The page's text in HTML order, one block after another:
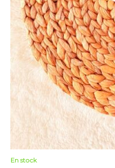
En stock